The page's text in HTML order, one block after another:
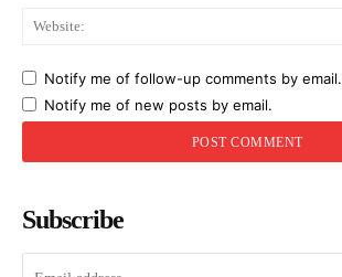
Notify me of follow-up comments by email.
Notify me of new posts by email.
Subscribe